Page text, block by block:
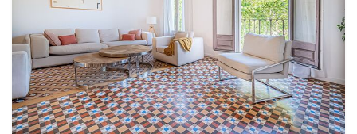
zonas comunes con piscina y una zona de cocina
barbacoa con vistas fantásticas al mar y puerto. En la
primera planta de este edificio se encuentra este bonito
piso de 188 m², que cuenta con tres dormitorios, uno en
suite con baño con ducha, un amplio salón con tres
balcones con vistas al puerto y ciudad de Barcelona, una
cocina espaciosa y totalmente equipada, un
aseo/lavadero. Diseñado con estilo, dispone de puertas
correderas para mayor privacidad, armarios empotrados,